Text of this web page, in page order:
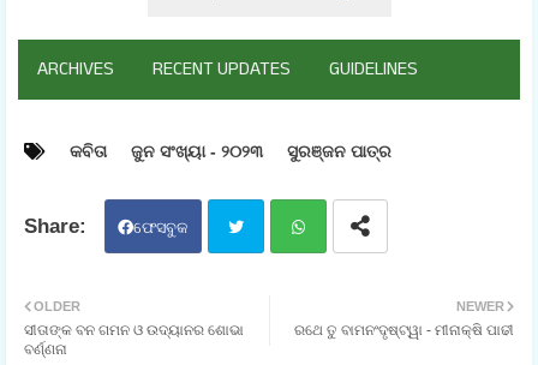
ARCHIVES RECENT UPDATES GUIDELINES
କବିତା ଜୁନ ସଂଖ୍ୟା - ୨୦୨୩ ସୁରଞ୍ଜନ ପାତ୍ର
ଫେସବୁକ
ଟର ଟସ
NEWER
ରଥେ ତୁ ବାମନଂଦୃଷ୍ଟ୍ୱା - ମୀନାକ୍ଷି ପାଢୀ
OLDER
ସୀତାଙ୍କ ବନ ଗମନ ଓ ଉଦ୍ୟାନର ଶୋଭା
ବର୍ଣ୍ଣନା